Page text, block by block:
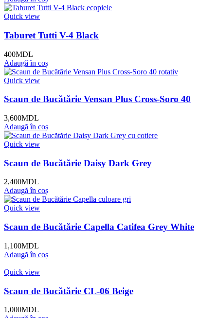
Quick view
Taburet Tutti V-4 Black
400MDL
Adaugă în coș
Quick view
Scaun de Bucătărie Vensan Plus Cross-Soro 40
3,600MDL
Adaugă în coș
Quick view
Scaun de Bucătărie Daisy Dark Grey
2,400MDL
Adaugă în coș
Quick view
Scaun de Bucătărie Capella Catifea Grey White
1,100MDL
Adaugă în coș
Quick view
Scaun de Bucătărie CL-06 Beige
1,000MDL